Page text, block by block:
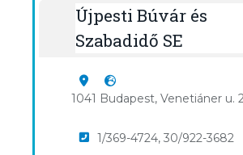
Újpesti Búvár és
Szabadidő SE
1041 Budapest, Venetiáner u.
1/369-4724, 30/922-3682